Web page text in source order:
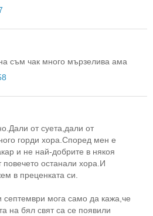
съм чак много мързелива ама
от суета,дали от
горди хора.Според мен е
и не най-добрите в някоя
повечето останали хора.И
в преценката си.
мога само да кажа,че
на бял свят са се появили